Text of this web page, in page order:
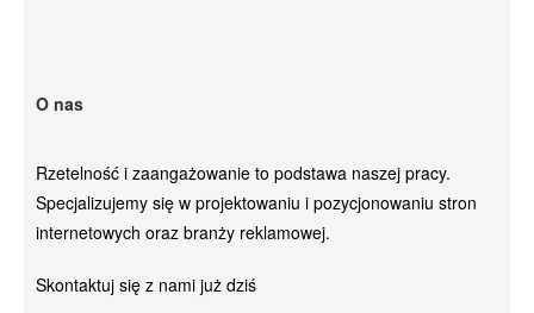
O nas
Rzetelność i zaangażowanie to podstawa naszej pracy.
Specjalizujemy się w projektowaniu i pozycjonowaniu stron
internetowych oraz branży reklamowej.
Skontaktuj się z nami już dziś